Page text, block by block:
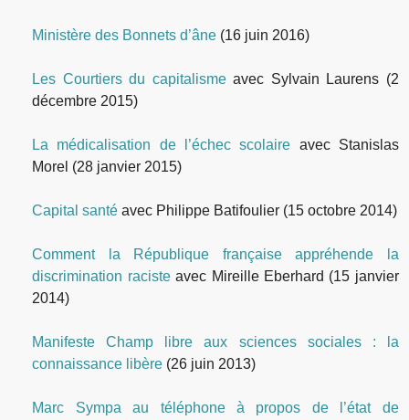
Ministère des Bonnets d’âne (16 juin 2016)
Les Courtiers du capitalisme avec Sylvain Laurens (2
décembre 2015)
La médicalisation de l’échec scolaire avec Stanislas
Morel (28 janvier 2015)
Capital santé avec Philippe Batifoulier (15 octobre 2014)
Comment la République française appréhende la
discrimination raciste avec Mireille Eberhard (15 janvier
2014)
Manifeste Champ libre aux sciences sociales : la
connaissance libère (26 juin 2013)
Marc Sympa au téléphone à propos de l’état de